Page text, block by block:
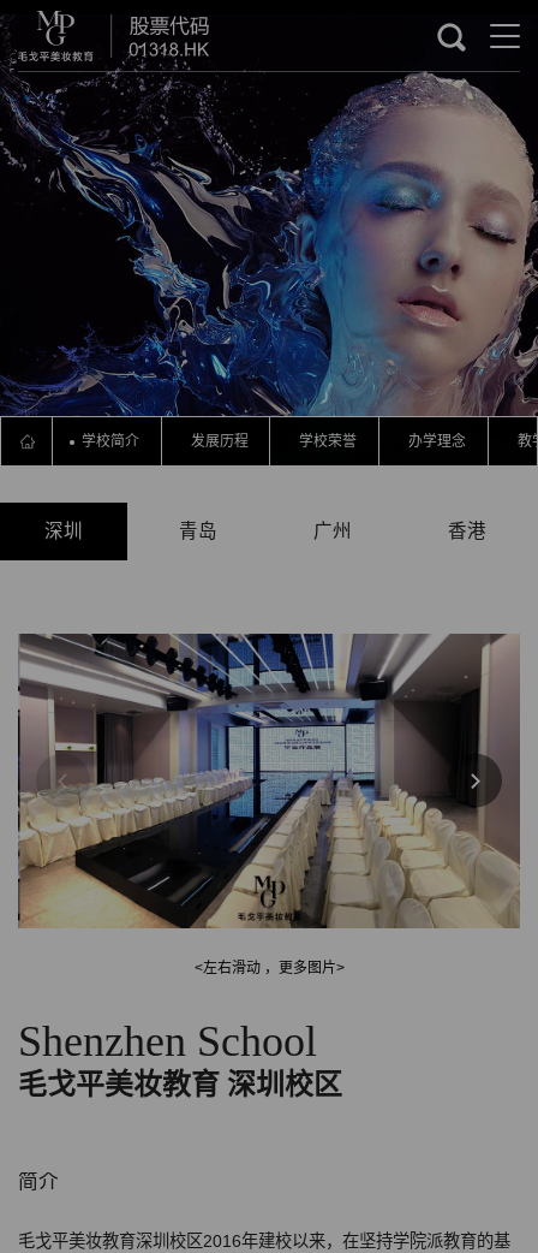
学校简介 发展历程 学校荣誉 办学理念 教
深圳 青岛 广州 香港
<左右滑动 ，更多图片>
Shenzhen School
毛戈平美妆教育 深圳校区
简介
毛戈平美妆教育深圳校区2016年建校以来，在坚持学院派教育的基